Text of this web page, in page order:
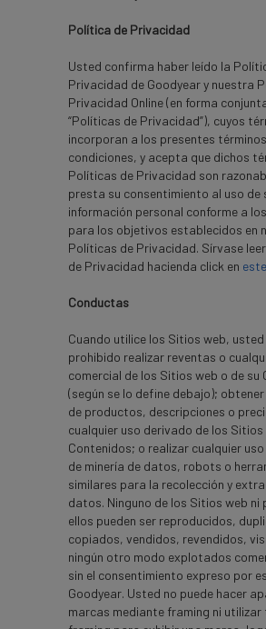
Política de Privacidad
Usted confirma haber leído la
Privacidad de Goodyear y nuestra
Privacidad Online (en forma
“Políticas de Privacidad”), cuyos
incorporan a los presentes
condiciones, y acepta que dichos
Políticas de Privacidad son
presta su consentimiento al uso de
información personal conforme a
para los objetivos establecidos en
Políticas de Privacidad. Sírvase
de Privacidad hacienda click en
Conductas
Cuando utilice los Sitios web,
prohibido realizar reventas o
comercial de los Sitios web o de su
(según se lo define debajo);
de productos, descripciones o
cualquier uso derivado de los Sitios
Contenidos; o realizar cualquier
de minería de datos, robots o
similares para la recolección y
datos. Ninguno de los Sitios web ni
ellos pueden ser reproducidos,
copiados, vendidos, revendidos,
ningún otro modo explotados
sin el consentimiento expreso por
Goodyear. Usted no puede hacer
marcas mediante framing ni utilizar